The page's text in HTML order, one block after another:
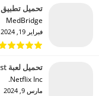
تحميل تطبيق MedBridge GO مهكر للاندرويد 2024
MedBridge‏
فبراير 19, 2024
تحميل لعبة Money Heist مهكرة للاندرويد 2024
Netflix Inc.‏
مارس 9, 2024